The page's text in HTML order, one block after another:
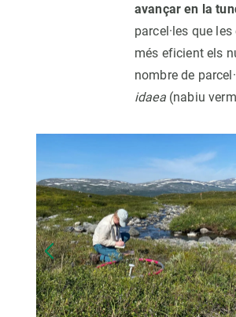
avançar en la
parcel·les que
més eficient els
nombre de
idaea(nabiu